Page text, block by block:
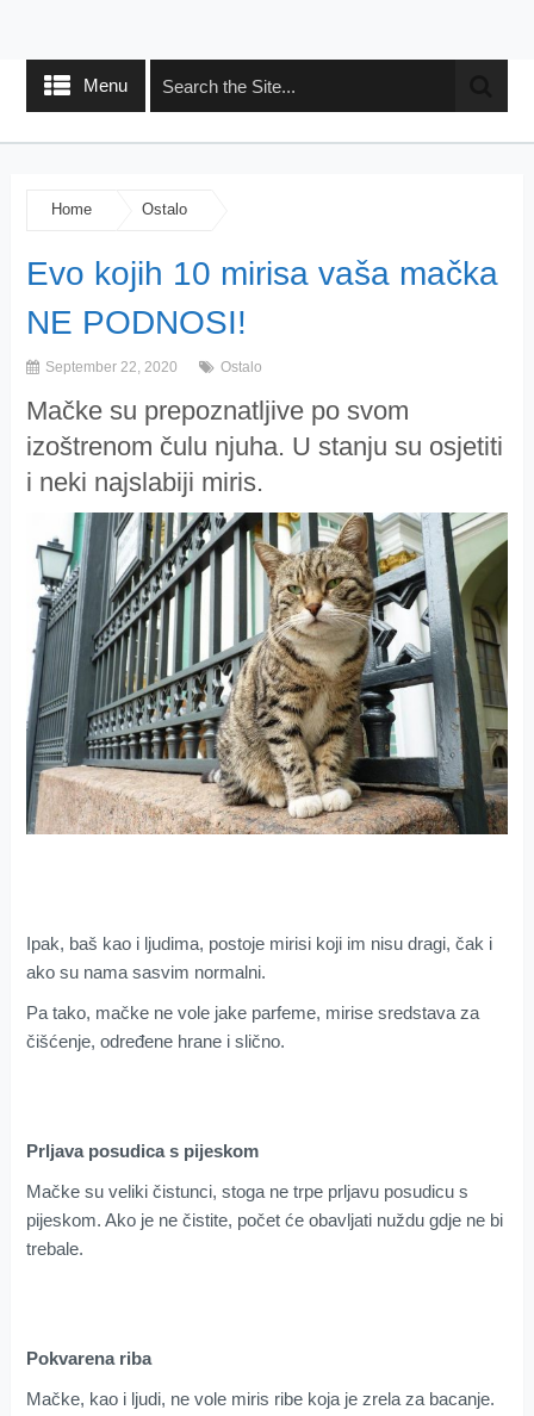
Menu
Home Ostalo
Evo kojih 10 mirisa vaša mačka
NE PODNOSI!
September 22, 2020 Ostalo
Mačke su prepoznatljive po svom
izoštrenom čulu njuha. U stanju su osjetiti
i neki najslabiji miris.
Ipak, baš kao i ljudima, postoje mirisi koji im nisu dragi, čak i
ako su nama sasvim normalni.
Pa tako, mačke ne vole jake parfeme, mirise sredstava za
čišćenje, određene hrane i slično.
Prljava posudica s pijeskom
Mačke su veliki čistunci, stoga ne trpe prljavu posudicu s
pijeskom. Ako je ne čistite, počet će obavljati nuždu gdje ne bi
trebale.
Pokvarena riba
Mačke, kao i ljudi, ne vole miris ribe koja je zrela za bacanje.